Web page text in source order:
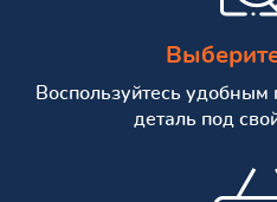
Воспользуйтесь удобным
деталь под